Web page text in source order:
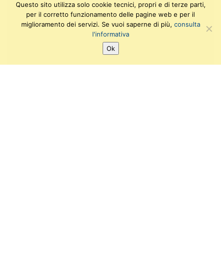
Questo sito utilizza solo cookie tecnici, propri e di terze parti,
per il corretto funzionamento delle pagine web e per il
miglioramento dei servizi. Se vuoi saperne di più, consulta
l'informativa
Ok